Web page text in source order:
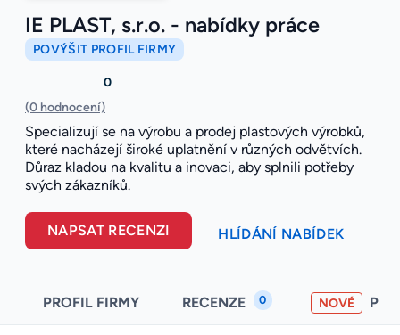
IE PLAST, s.r.o. - nabídky práce
POVÝŠIT PROFIL FIRMY
0
(0 hodnocení)
Specializují se na výrobu a prodej plastových výrobků,
které nacházejí široké uplatnění v různých odvětvích.
Důraz kladou na kvalitu a inovaci, aby splnili potřeby
svých zákazníků.
NAPSAT RECENZI HLÍDÁNÍ NABÍDEK
PROFIL FIRMY RECENZE 0 NOVÉ